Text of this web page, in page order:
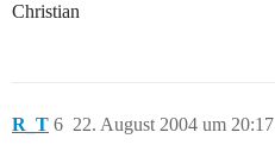
Christian
R_T 22. August 2004 um 20:17
6